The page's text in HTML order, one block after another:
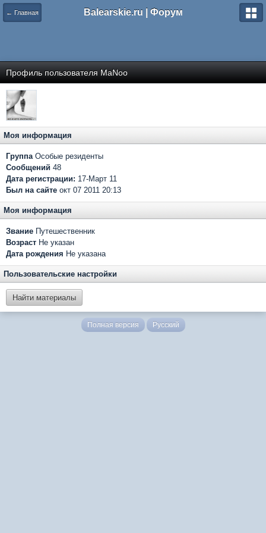
← Главная Balearskie.ru | Форум
Профиль пользователя MaNoo
Моя информация
ГруппаОсобые резиденты
Сообщений 48
Дата регистрации: 17-Март 11
Был на сайте окт 07 2011 20:13
Моя информация
Звание Путешественник
Возраст Не указан
Дата рождения Не указана
Пользовательские настройки
Найти материалы
Полная версия Русский